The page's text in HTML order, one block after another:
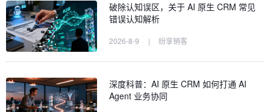
破除认知误区，关于 AI 原生 CRM 常见
错误认知解析
2026-8-9 | 纷享销客
深度科普：AI 原生 CRM 如何打通 AI
Agent 业务协同